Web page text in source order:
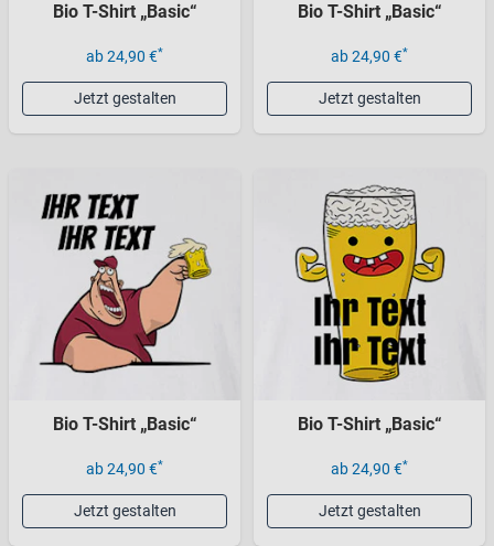
Bio T-Shirt „Basic“
ab 24,90 €*
Jetzt gestalten
Bio T-Shirt „Basic“
ab 24,90 €*
Jetzt gestalten
Bio T-Shirt „Basic“
ab 24,90 €*
Jetzt gestalten
Bio T-Shirt „Basic“
ab 24,90 €*
Jetzt gestalten